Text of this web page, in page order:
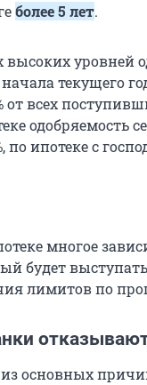
более 5 лет.
уровней
текущего
от всех
одобряемость
по ипотеке с
многое
будет
лимитов по
основных